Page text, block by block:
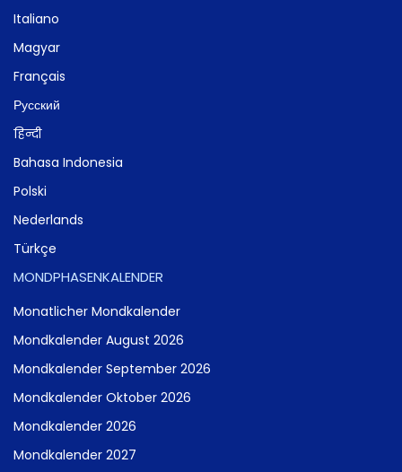
Italiano
Magyar
Français
Русский
हिन्दी
Bahasa Indonesia
Polski
Nederlands
Türkçe
MONDPHASENKALENDER
Monatlicher Mondkalender
Mondkalender August 2026
Mondkalender September 2026
Mondkalender Oktober 2026
Mondkalender 2026
Mondkalender 2027